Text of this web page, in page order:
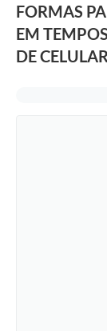
FORMAS
EM
DE CELULAR